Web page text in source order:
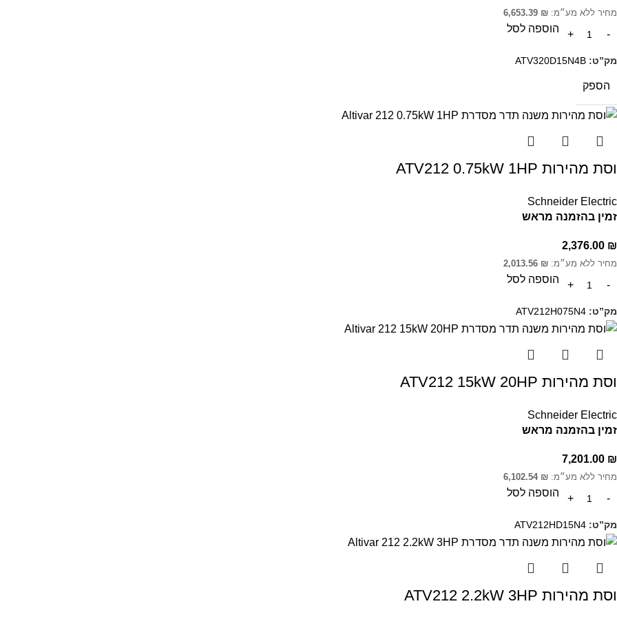
מחיר ללא מע״מ: 6,653.39 ₪
הוספה לסל
מק”ט: ATV320D15N4B
הספק
וסת מהירות ATV212 0.75kW 1HP
Schneider Electric
זמין בהזמנה מראש
2,376.00 ₪
מחיר ללא מע״מ: 2,013.56 ₪
הוספה לסל
מק”ט: ATV212H075N4
וסת מהירות ATV212 15kW 20HP
Schneider Electric
זמין בהזמנה מראש
7,201.00 ₪
מחיר ללא מע״מ: 6,102.54 ₪
הוספה לסל
מק”ט: ATV212HD15N4
וסת מהירות ATV212 2.2kW 3HP